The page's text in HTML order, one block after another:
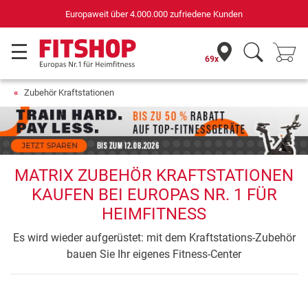
Europaweit über 4.000.000 zufriedene Kunden
69x
Zubehör Kraftstationen
MATRIX ZUBEHÖR KRAFTSTATIONEN
KAUFEN BEI EUROPAS NR. 1 FÜR
HEIMFITNESS
Es wird wieder aufgerüstet: mit dem Kraftstations-Zubehör
bauen Sie Ihr eigenes Fitness-Center